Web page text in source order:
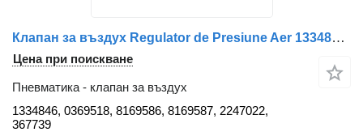
Клапан за въздух Regulator de Presiune Aer 1334846 за камион IVECO
Цена при поискване
Пневматика - клапан за въздух
1334846, 0369518, 8169586, 8169587, 2247022,
367739